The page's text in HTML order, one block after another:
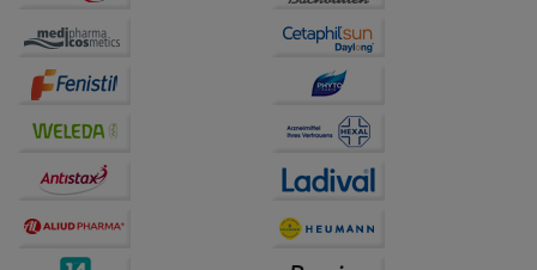
Website weiter für Sie optimieren können, den Inhalt
auf unserer Website aber auch die Werbung auf
Drittseiten möglichst relevant für Sie zu gestalten.
Bitte beachten Sie, dass Daten hierfür teilweise an
Dritte wie z.B. Google oder soziale Medien